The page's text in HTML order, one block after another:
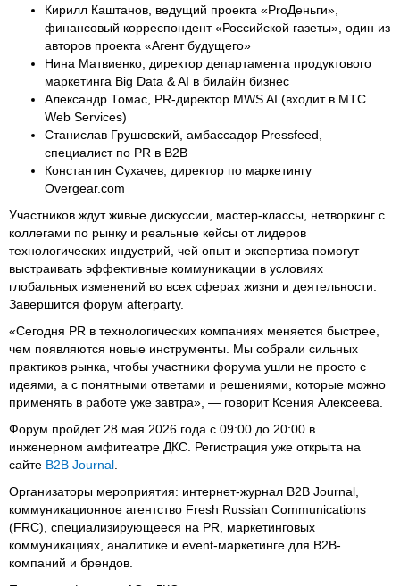
Кирилл Каштанов, ведущий проекта «ProДеньги»,
финансовый корреспондент «Российской газеты», один из
авторов проекта «Агент будущего»
Нина Матвиенко, директор департамента продуктового
маркетинга Big Data & AI в билайн бизнес
Александр Томас, PR-директор MWS AI (входит в МТС
Web Services)
Станислав Грушевский, амбассадор Pressfeed,
специалист по PR в B2B
Константин Сухачев, директор по маркетингу
Overgear.com
Участников ждут живые дискуссии, мастер-классы, нетворкинг с
коллегами по рынку и реальные кейсы от лидеров
технологических индустрий, чей опыт и экспертиза помогут
выстраивать эффективные коммуникации в условиях
глобальных изменений во всех сферах жизни и деятельности.
Завершится форум afterparty.
«Сегодня PR в технологических компаниях меняется быстрее,
чем появляются новые инструменты. Мы собрали сильных
практиков рынка, чтобы участники форума ушли не просто с
идеями, а с понятными ответами и решениями, которые можно
применять в работе уже завтра», — говорит Ксения Алексеева.
Форум пройдет 28 мая 2026 года с 09:00 до 20:00 в
инженерном амфитеатре ДКС. Регистрация уже открыта на
сайте B2B Journal
Организаторы мероприятия: интернет-журнал B2B Journal,
коммуникационное агентство Fresh Russian Communications
(FRC), специализирующееся на PR, маркетинговых
коммуникациях, аналитике и event-маркетинге для B2B-
компаний и брендов.